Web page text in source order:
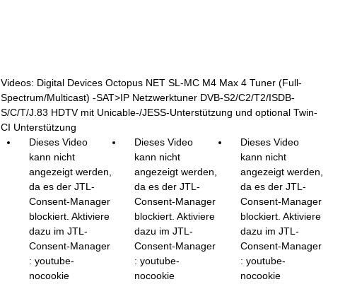
Videos: Digital Devices Octopus NET SL-MC M4 Max 4 Tuner (Full-
Spectrum/Multicast) -SAT>IP Netzwerktuner DVB-S2/C2/T2/ISDB-
S/C/T/J.83 HDTV mit Unicable-/JESS-Unterstützung und optional Twin-
CI Unterstützung
Dieses Video
kann nicht
angezeigt werden,
da es der JTL-
Consent-Manager
blockiert. Aktiviere
dazu im JTL-
Consent-Manager
: youtube-
nocookie
Dieses Video
kann nicht
angezeigt werden,
da es der JTL-
Consent-Manager
blockiert. Aktiviere
dazu im JTL-
Consent-Manager
: youtube-
nocookie
Dieses Video
kann nicht
angezeigt werden,
da es der JTL-
Consent-Manager
blockiert. Aktiviere
dazu im JTL-
Consent-Manager
: youtube-
nocookie